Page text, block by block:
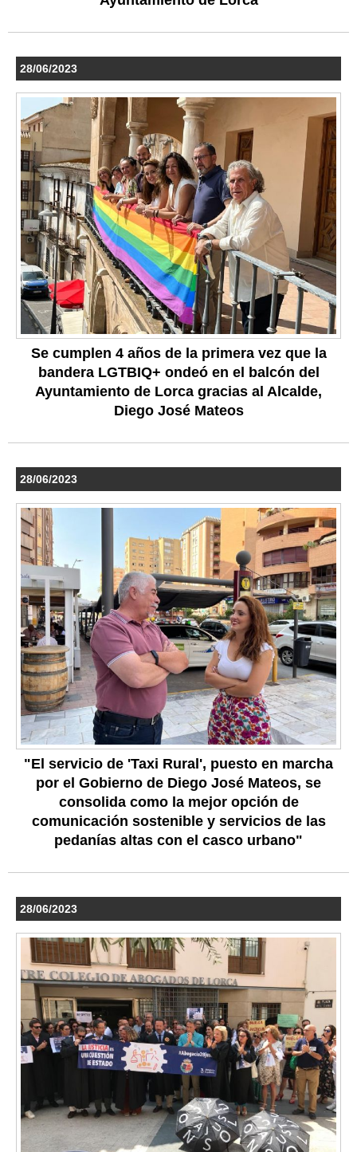
28/06/2023
Se cumplen 4 años de la primera vez que la
bandera LGTBIQ+ ondeó en el balcón del
Ayuntamiento de Lorca gracias al Alcalde,
Diego José Mateos
28/06/2023
"El servicio de 'Taxi Rural', puesto en marcha
por el Gobierno de Diego José Mateos, se
consolida como la mejor opción de
comunicación sostenible y servicios de las
pedanías altas con el casco urbano"
28/06/2023